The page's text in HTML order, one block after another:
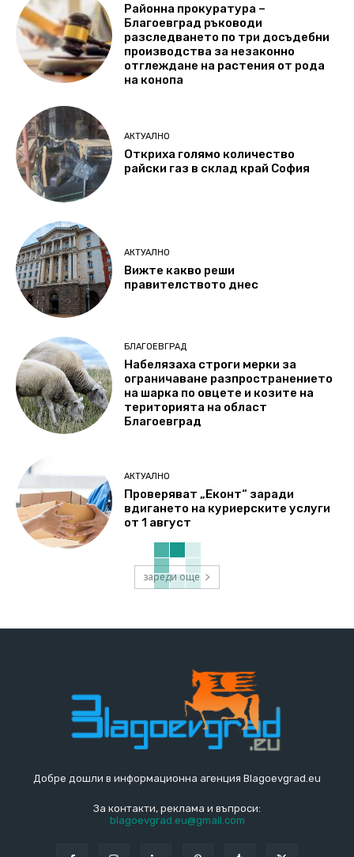
Районна прокуратура –
Благоевград ръководи
разследването по три досъдебни
производства за незаконно
отглеждане на растения от рода
на конопа
АКТУАЛНО
Откриха голямо количество
райски газ в склад край София
АКТУАЛНО
Вижте какво реши
правителството днес
БЛАГОЕВГРАД
Набелязаха строги мерки за
ограничаване разпространението
на шарка по овцете и козите на
територията на област
Благоевград
АКТУАЛНО
Проверяват „Еконт“ заради
вдигането на куриерските услуги
от 1 август
зареди още
Добре дошли в информационна агенция Blagoevgrad.eu
За контакти, реклама и въпроси:
blagoevgrad.eu@gmail.com